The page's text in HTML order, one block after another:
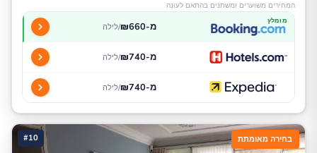
המחירים משוערים ומשתנים בהתאם לעונה
מומלץ מ-₪660 /לילה
מ-₪740 /לילה
מ-₪740 /לילה
#10 בחירה מאומתת